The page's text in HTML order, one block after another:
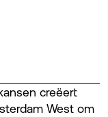
creëert
West om